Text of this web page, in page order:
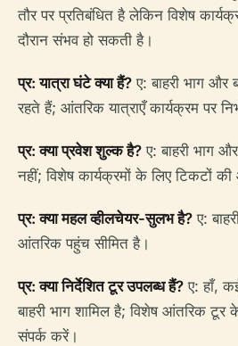
तौर पर प्रतिबंधित है लेकिन विशेष
दौरान संभव हो सकती है।
प्र: यात्रा घंटे क्या हैं? ए: बाहरी भाग
रहते हैं; आंतरिक यात्राएँ कार्यक्रम पर
प्र: क्या प्रवेश शुल्क है? ए: बाहरी भाग
नहीं; विशेष कार्यक्रमों के लिए टिकटों
प्र: क्या महल व्हीलचेयर-सुलभ है? ए:
आंतरिक पहुंच सीमित है।
प्र: क्या निर्देशित टूर उपलब्ध हैं? ए: हाँ,
बाहरी भाग शामिल है; विशेष आंतरिक टूर
संपर्क करें।